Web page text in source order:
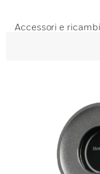
Accessori e